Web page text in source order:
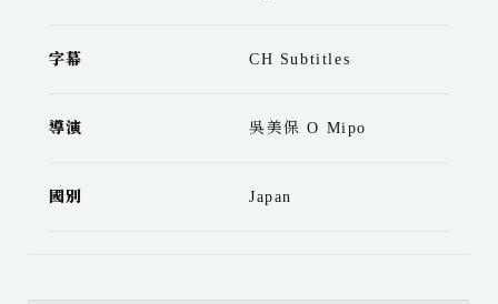
字幕 CH Subtitles
導演 吳美保 O Mipo
國別 Japan